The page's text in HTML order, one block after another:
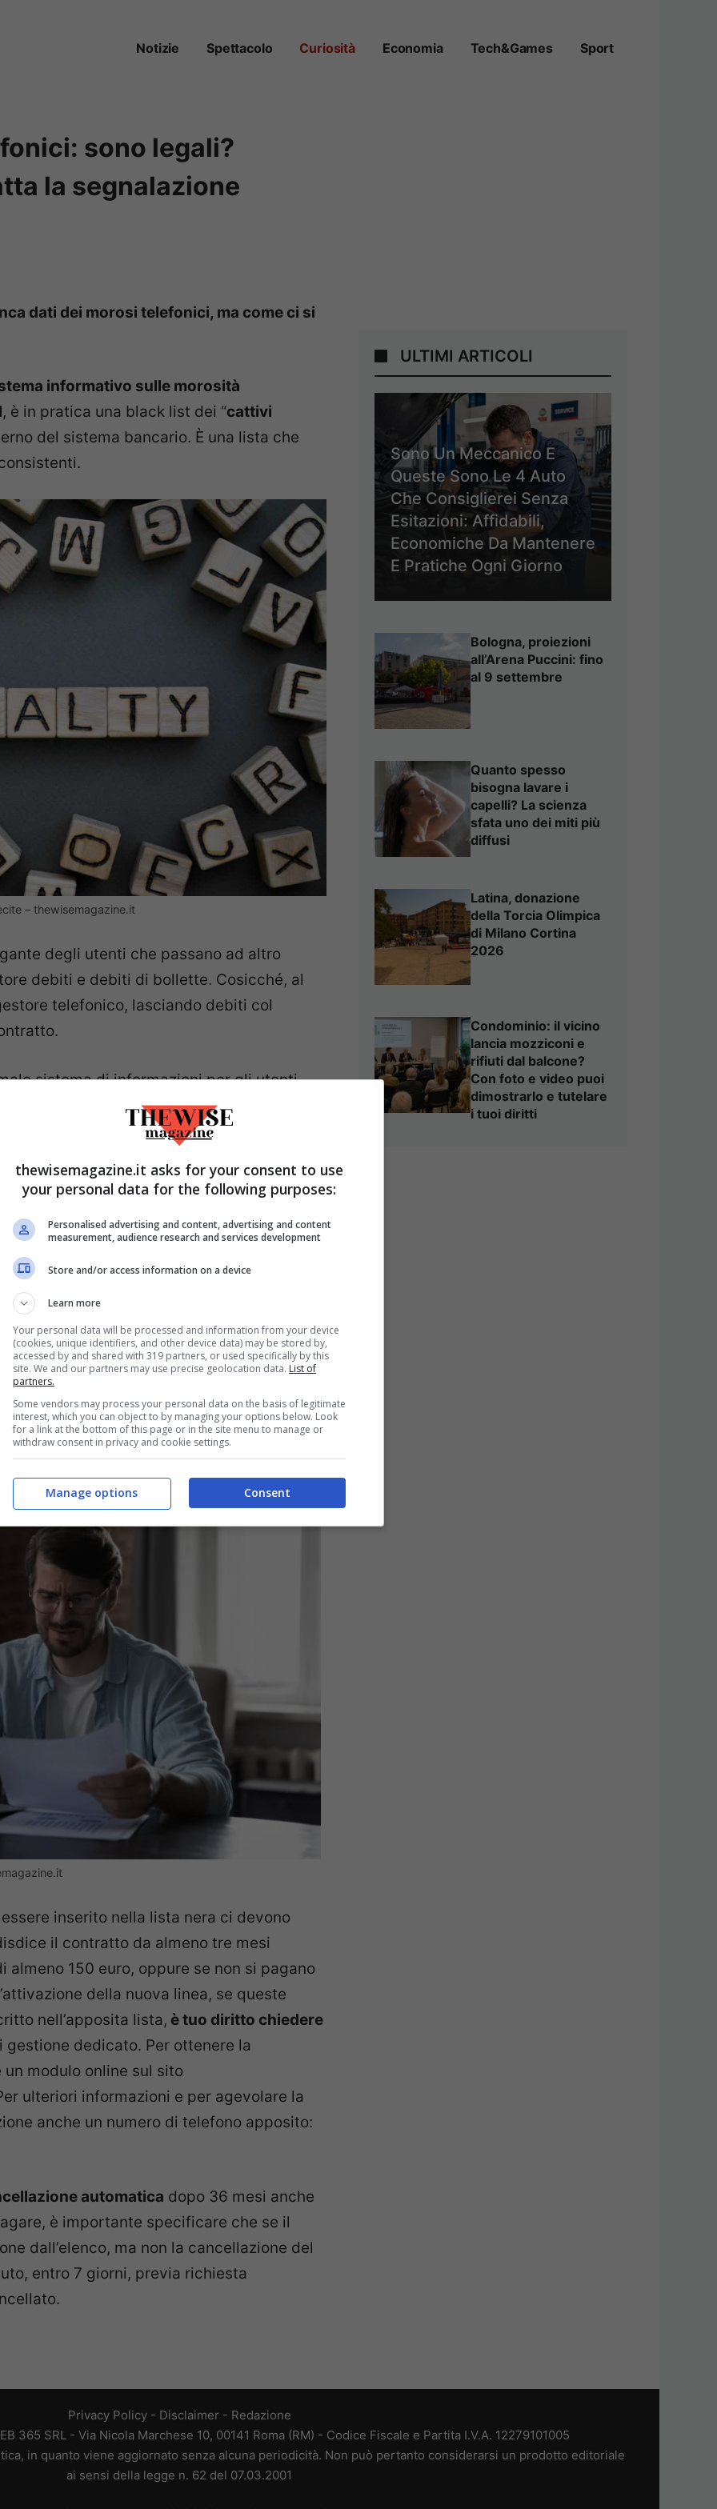
Notizie Spettacolo Curiosità Economia Tech&Games Sport
sono legali?
la segnalazione
dati dei morosi telefonici, ma come ci si
informativo sulle morosità
, è in pratica una black list dei “cattivi
del sistema bancario. È una lista che
– thewisemagazine.it
degli utenti che passano ad altro
debiti e debiti di bollette. Cosicché, al
telefonico, lasciando debiti col
sistema di informazioni per gli utenti
gli istituti di credito, il problema sorge nel
che sono sempre state in regola con i
segnalazioni, di utenti ignari, che
si vedono bloccare il proprio nuovo
per ricevere delucidazioni in merito si
nella lista nera del Simoitel, come cattivi
cattivi pagatori non deve essere piacevole,
e a causa di un errore ci troviamo nella
con un nuovo operatore.
inserito nella lista nera ci devono
il contratto da almeno tre mesi
150 euro, oppure se non si pagano
della nuova linea, se queste
nell’apposita lista, è tuo diritto chiedere
gestione dedicato. Per ottenere la
modulo online sul sito
ulteriori informazioni e per agevolare la
anche un numero di telefono apposito:
automatica dopo 36 mesi anche
è importante specificare che se il
dall’elenco, ma non la cancellazione del
entro 7 giorni, previa richiesta
ULTIMI ARTICOLI
Sono Un Meccanico E
Queste Sono Le 4 Auto
Che Consiglierei Senza
Esitazioni: Affidabili,
Economiche Da Mantenere
E Pratiche Ogni Giorno
Bologna, proiezioni
all’Arena Puccini: fino
al 9 settembre
Quanto spesso
bisogna lavare i
capelli? La scienza
sfata uno dei miti più
diffusi
Latina, donazione
della Torcia Olimpica
di Milano Cortina
2026
Condominio: il vicino
lancia mozziconi e
rifiuti dal balcone?
Con foto e video puoi
dimostrarlo e tutelare
i tuoi diritti
Privacy Policy- Disclaimer - Redazione
365 SRL - Via Nicola Marchese 10, 00141 Roma (RM) - Codice Fiscale e Partita I.V.A. 12279101005
in quanto viene aggiornato senza alcuna periodicità. Non può pertanto considerarsi un prodotto editoriale
ai sensi della legge n. 62 del 07.03.2001
thewisemagazine.it asks for your consent to use
your personal data for the following purposes:
Personalised advertising and content, advertising and content
measurement, audience research and services development
Store and/or access information on a device
Learn more
Your personal data will be processed and information from your device
(cookies, unique identifiers, and other device data) may be stored by,
accessed by and shared with 319 partners, or used specifically by this
site. We and our partners may use precise geolocation data. List of
partners.
Some vendors may process your personal data on the basis of legitimate
interest, which you can object to by managing your options below. Look
for a link at the bottom of this page or in the site menu to manage or
withdraw consent in privacy and cookie settings.
Consent
Manage options